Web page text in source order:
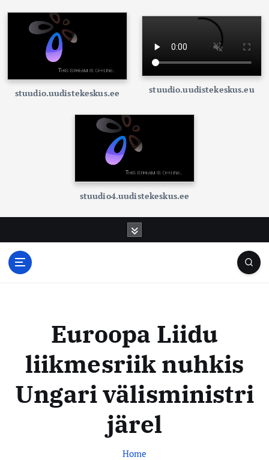
stuudio.uudistekeskus.ee stuudio.uudistekeskus.eu
stuudio4.uudistekeskus.ee
s
t
e
k
e
s
k
u
Euroopa Liidu
liikmesriik nuhkis
Ungari välisministri
järel
Home